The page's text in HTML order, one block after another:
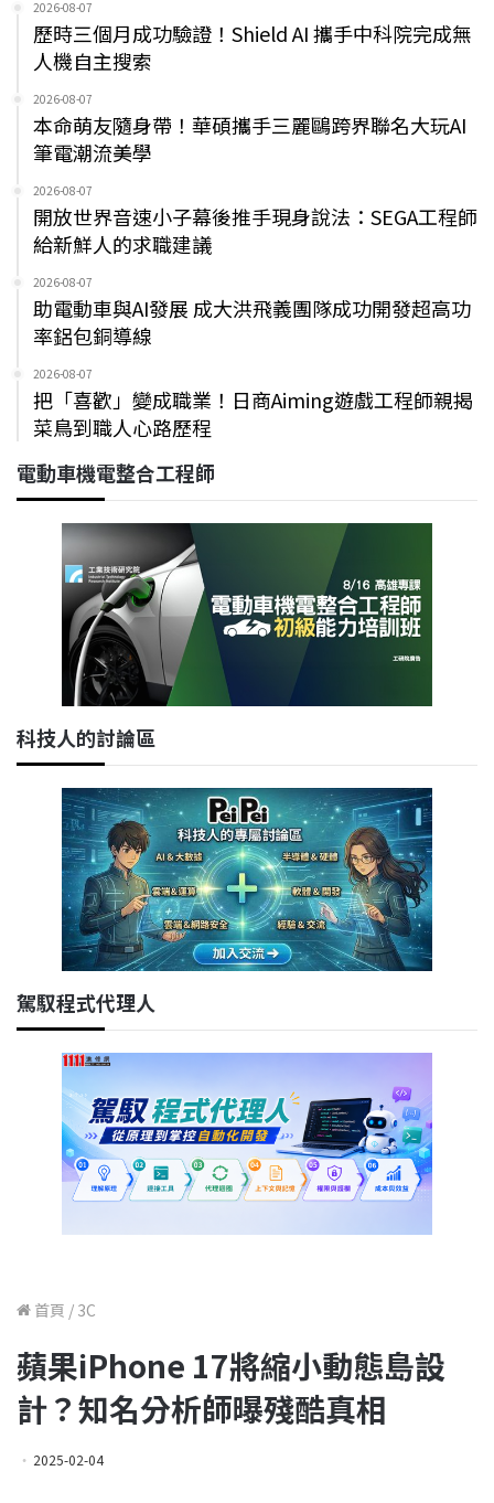
2026-08-07
歷時三個月成功驗證！Shield AI 攜手中科院完成無
人機自主搜索
2026-08-07
本命萌友隨身帶！華碩攜手三麗鷗跨界聯名大玩AI
筆電潮流美學
2026-08-07
開放世界音速小子幕後推手現身說法：SEGA工程師
給新鮮人的求職建議
2026-08-07
助電動車與AI發展 成大洪飛義團隊成功開發超高功
率鋁包銅導線
2026-08-07
把「喜歡」變成職業！日商Aiming遊戲工程師親揭
菜鳥到職人心路歷程
電動車機電整合工程師
科技人的討論區
駕馭程式代理人